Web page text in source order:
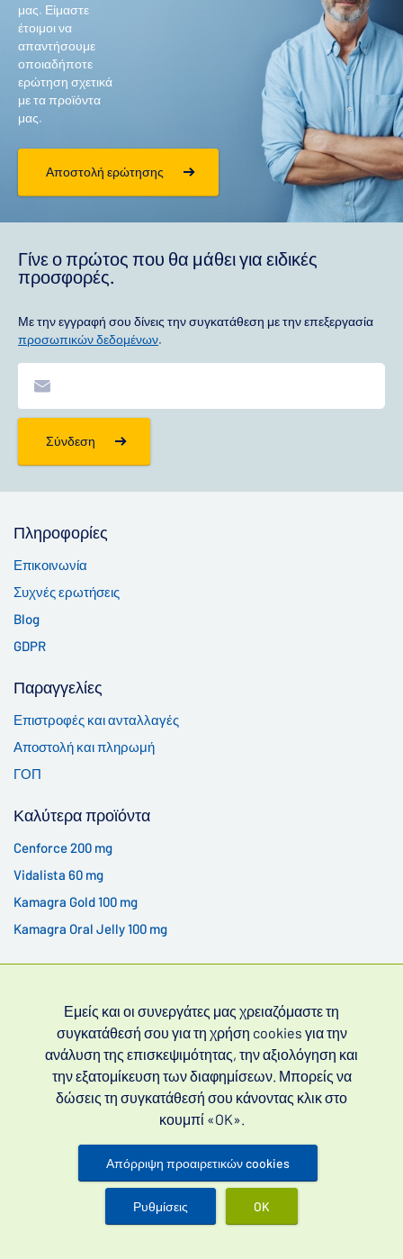
μας. Είμαστε
έτοιμοι να
απαντήσουμε
οποιαδήποτε
ερώτηση σχετικά
με τα προϊόντα
μας.
Αποστολή ερώτησης
Γίνε ο πρώτος που θα μάθει για ειδικές
προσφορές.
Με την εγγραφή σου δίνεις την συγκατάθεση με την επεξεργασία
προσωπικών δεδομένων.
Σύνδεση
Πληροφορίες
Επικοινωνία
Συχνές ερωτήσεις
Blog
GDPR
Παραγγελίες
Επιστροφές και ανταλλαγές
Αποστολή και πληρωμή
ΓΟΠ
Καλύτερα προϊόντα
Cenforce 200 mg
Vidalista 60 mg
Kamagra Gold 100 mg
Kamagra Oral Jelly 100 mg
Φάρμακα χωρίς συνταγή για τη στυτική δυσλειτουργία
(συχνά αναζητούνται ως μη συνταγογραφούμενα φάρμακα
για τη στυτική δυσλειτουργία) και την πρόωρη
εκσπερμάτιση.
Εμείς και οι συνεργάτες μας χρειαζόμαστε τη
συγκατάθεσή σου για τη χρήση cookies για την
ανάλυση της επισκεψιμότητας, την αξιολόγηση και
την εξατομίκευση των διαφημίσεων. Μπορείς να
δώσεις τη συγκατάθεσή σου κάνοντας κλικ στο
κουμπί «OK».
Απόρριψη προαιρετικών cookies
Ρυθμίσεις OK